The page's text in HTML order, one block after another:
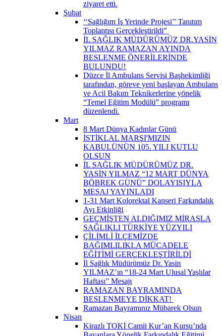
ziyaret etti.
Şubat
‘‘Sağlığım İş Yerinde Projesi’’ Tanıtım
Toplantısı Gerçekleştirildi" ​
İL SAĞLIK MÜDÜRÜMÜZ DR.YASİN
YILMAZ RAMAZAN AYINDA
BESLENME ÖNERİLERİNDE
BULUNDU!
Düzce İl Ambulans Servisi Başhekimliği
tarafından, göreve yeni başlayan Ambulans
ve Acil Bakım Teknikerlerine yönelik
“Temel Eğitim Modülü” programı
düzenlendi.
Mart
8 Mart Dünya Kadınlar Günü
İSTİKLAL MARŞI'MIZIN
KABULÜNÜN 105. YILI KUTLU
OLSUN
İL SAĞLIK MÜDÜRÜMÜZ DR.
YASİN YILMAZ “12 MART DÜNYA
BÖBREK GÜNÜ” DOLAYISIYLA
MESAJ YAYINLADI
1-31 Mart Kolorektal Kanseri Farkındalık
Ayı Etkinliği
GEÇMİŞTEN ALDIĞIMIZ MİRASLA
SAĞLIKLI TÜRKİYE YÜZYILI
ÇİLİMLİ İLÇEMİZDE
BAĞIMLILIKLA MÜCADELE
EĞİTİMİ GERÇEKLEŞTİRİLDİ
İl Sağlık Müdürümüz Dr. Yasin
YILMAZ’ın “18-24 Mart Ulusal Yaşlılar
Haftası” Mesajı
RAMAZAN BAYRAMINDA
BESLENMEYE DİKKAT! ​
Ramazan Bayramınız Mübarek Olsun
Nisan
Kirazlı TOKİ Camii Kur’an Kursu’nda